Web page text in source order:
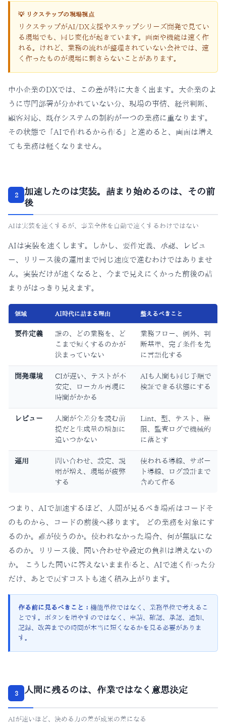
💡 リクステップの現場視点
リクステップがAI/DX支援やステップシリーズ開発で見てい
る現場でも、同じ変化が起きています。画面や機能は速く作
れる。けれど、業務の流れが整理されていない会社では、速
く作ったものが現場に刺さらないことがあります。
中小企業のDXでは、この差が特に大きく出ます。大企業のよ
うに専門部署が分かれていない分、現場の事情、経営判断、
顧客対応、既存システムの制約が一つの業務に重なります。
その状態で「AIで作れるから作る」と進めると、画面は増え
ても業務は軽くなりません。
2
加速したのは実装。詰まり始めるのは、その前
後
AIは実装を速くするが、事業全体を自動で速くするわけではない
AIは実装を速くします。しかし、要件定義、承認、レビュ
ー、リリース後の運用まで同じ速度で進むわけではありませ
ん。実装だけが速くなると、今まで見えにくかった前後の詰
まりがはっきり見えます。
領域 AI時代に詰まる理由 整えるべきこと
要件定義
誰の、どの業務を、ど
こまで短くするのかが
決まっていない
業務フロー、例外、判
断基準、完了条件を先
に言語化する
開発環境
CIが遅い、テストが不
安定、ローカル再現に
時間がかかる
AIも人間も同じ手順で
検証できる状態にする
レビュー
人間が全差分を読む前
提だと生成量の増加に
追いつかない
Lint、型、テスト、権
限、監査ログで機械的
に落とす
運用
問い合わせ、設定、説
明が増え、現場が疲弊
する
使われる導線、サポー
ト導線、ログ設計まで
含めて作る
つまり、AIで加速するほど、人間が見るべき場所はコードそ
のものから、コードの前後へ移ります。 どの業務を対象にす
るのか。誰が使うのか。使われなかった場合、何が無駄にな
るのか。リリース後、問い合わせや設定の負担は増えないの
か。 こうした問いに答えないまま作ると、AIで速く作った分
だけ、あとで戻すコストも速く積み上がります。
作る前に見るべきこと： 機能単位ではなく、業務単位で考えるこ
とです。ボタンを増やすのではなく、申請、確認、承認、通知、
記録、改善までの時間が本当に短くなるかを見る必要がありま
す。
3 人間に残るのは、作業ではなく意思決定
AIが速いほど、決める力の差が成果の差になる